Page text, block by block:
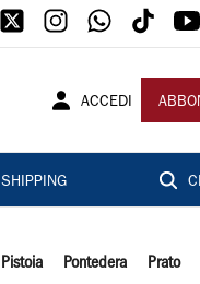
ACCEDI
SHIPPING
Pistoia Pontedera Prato